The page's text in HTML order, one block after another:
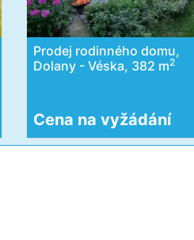
Prodej rodinného domu,
Dolany - Véska, 382 m2
Cena na vyžádání